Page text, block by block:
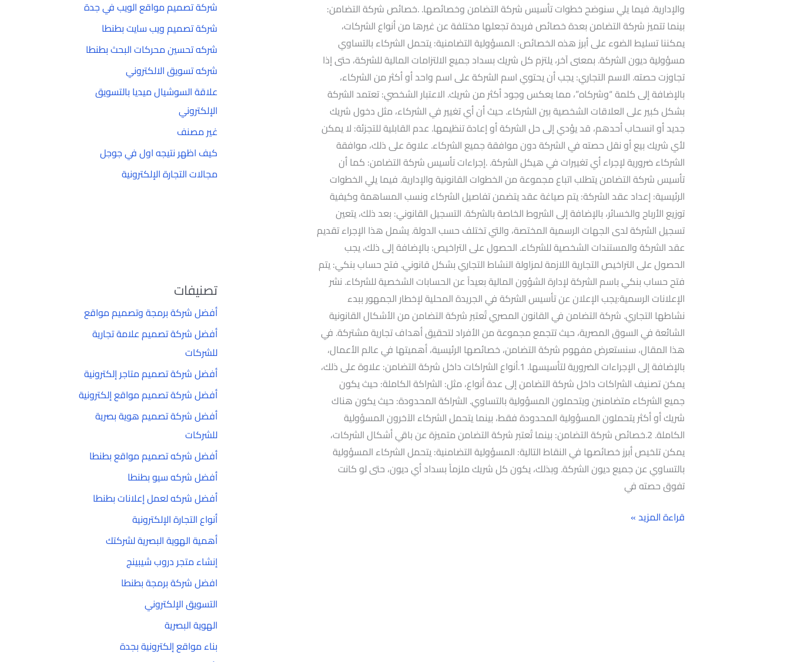
والإدارية. فيما يلي سنوضح خطوات تأسيس شركة التضامن وخصائصها. .خصائص شركة التضامن:
بينما تتميز شركة التضامن بعدة خصائص فريدة تجعلها مختلفة عن غيرها من أنواع الشركات،
يمكننا تسليط الضوء على أبرز هذه الخصائص: المسؤولية التضامنية: يتحمل الشركاء بالتساوي
مسؤولية ديون الشركة. بمعنى آخر، يلتزم كل شريك بسداد جميع الالتزامات المالية للشركة، حتى إذا
تجاوزت حصته. الاسم التجاري: يجب أن يحتوي اسم الشركة على اسم واحد أو أكثر من الشركاء،
بالإضافة إلى كلمة “وشركاه”، مما يعكس وجود أكثر من شريك. الاعتبار الشخصي: تعتمد الشركة
بشكل كبير على العلاقات الشخصية بين الشركاء. حيث أن أي تغيير في الشركاء، مثل دخول شريك
جديد أو انسحاب أحدهم، قد يؤدي إلى حل الشركة أو إعادة تنظيمها. عدم القابلية للتجزئة: لا يمكن
لأي شريك بيع أو نقل حصته في الشركة دون موافقة جميع الشركاء. علاوة على ذلك، موافقة
الشركاء ضرورية لإجراء أي تغييرات في هيكل الشركة. .إجراءات تأسيس شركة التضامن: كما أن
تأسيس شركة التضامن يتطلب اتباع مجموعة من الخطوات القانونية والإدارية. فيما يلي الخطوات
الرئيسية: إعداد عقد الشركة: يتم صياغة عقد يتضمن تفاصيل الشركاء ونسب المساهمة وكيفية
توزيع الأرباح والخسائر، بالإضافة إلى الشروط الخاصة بالشركة. التسجيل القانوني: بعد ذلك، يتعين
تسجيل الشركة لدى الجهات الرسمية المختصة، والتي تختلف حسب الدولة. يشمل هذا الإجراء تقديم
عقد الشركة والمستندات الشخصية للشركاء. الحصول على التراخيص: بالإضافة إلى ذلك، يجب
الحصول على التراخيص التجارية اللازمة لمزاولة النشاط التجاري بشكل قانوني. فتح حساب بنكي: يتم
فتح حساب بنكي باسم الشركة لإدارة الشؤون المالية بعيداً عن الحسابات الشخصية للشركاء. نشر
الإعلانات الرسمية:يجب الإعلان عن تأسيس الشركة في الجريدة المحلية لإخطار الجمهور ببدء
نشاطها التجاري. شركة التضامن في القانون المصري تُعتبر شركة التضامن من الأشكال القانونية
الشائعة في السوق المصرية، حيث تتجمع مجموعة من الأفراد لتحقيق أهداف تجارية مشتركة. في
هذا المقال، سنستعرض مفهوم شركة التضامن، خصائصها الرئيسية، أهميتها في عالم الأعمال،
بالإضافة إلى الإجراءات الضرورية لتأسيسها. 1.أنواع الشراكات داخل شركة التضامن: علاوة على ذلك،
يمكن تصنيف الشراكات داخل شركة التضامن إلى عدة أنواع، مثل: الشراكة الكاملة: حيث يكون
جميع الشركاء متضامنين ويتحملون المسؤولية بالتساوي. الشراكة المحدودة: حيث يكون هناك
شريك أو أكثر يتحملون المسؤولية المحدودة فقط، بينما يتحمل الشركاء الآخرون المسؤولية
الكاملة. 2.خصائص شركة التضامن: بينما تُعتبر شركة التضامن متميزة عن باقي أشكال الشركات،
يمكن تلخيص أبرز خصائصها في النقاط التالية: المسؤولية التضامنية: يتحمل الشركاء المسؤولية
بالتساوي عن جميع ديون الشركة. وبذلك، يكون كل شريك ملزماً بسداد أي ديون، حتى لو كانت
تفوق حصته في
قراءة المزيد »
شركة تصميم مواقع الويب في جدة
شركة تصميم ويب سايت بطنطا
شركه تحسين محركات البحث بطنطا
شركه تسويق الالكتروني
علاقة السوشيال ميديا بالتسويق
الإلكتروني
غير مصنف
كيف اظهر نتيجه اول في جوجل
مجالات التجارة الإلكترونية
تصنيفات
أفضل شركة برمجة وتصميم مواقع
أفضل شركة تصميم علامة تجارية
للشركات
أفضل شركة تصميم متاجر إلكترونية
أفضل شركة تصميم مواقع إلكترونية
أفضل شركة تصميم هوية بصرية
للشركات
أفضل شركه تصميم مواقع بطنطا
أفضل شركه سيو بطنطا
أفضل شركه لعمل إعلانات بطنطا
أنواع التجارة الإلكترونية
أهمية الهوية البصرية لشركتك
إنشاء متجر دروب شيبينج
افضل شركة برمجة بطنطا
التسويق الإلكتروني
الهوية البصرية
بناء مواقع إلكترونية بجدة